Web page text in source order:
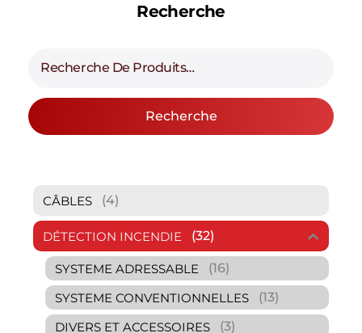
Recherche
Recherche
CÂBLES (4)
DÉTECTION INCENDIE (32)
SYSTEME ADRESSABLE
(16)
SYSTEME CONVENTIONNELLES
(13)
DIVERS ET ACCESSOIRES
(3)